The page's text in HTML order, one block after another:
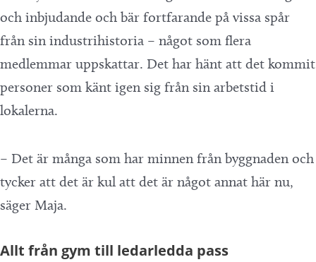
och inbjudande och bär fortfarande på vissa spår
från sin industrihistoria – något som flera
medlemmar uppskattar. Det har hänt att det kommit
personer som känt igen sig från sin arbetstid i
lokalerna.
– Det är många som har minnen från byggnaden och
tycker att det är kul att det är något annat här nu,
säger Maja.
Allt från gym till ledarledda pass